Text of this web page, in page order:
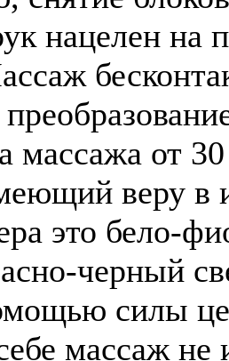
нацелен на
массажа от
веру в
это бело-
черный
силы
массаж не